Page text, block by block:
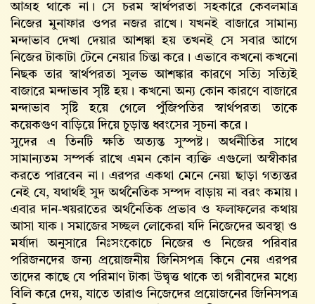
আগ্রহ থাকে না। সে চরম স্বার্থপরতা সহকারে কেবলমাত্র
নিজের মুনাফার ওপর নজর রাখে। যখনই বাজারে সামান্য
মন্দাভাব দেখা দেয়ার আশঙ্কা হয় তখনই সে সবার আগে
নিজের টাকাটা টেনে নেয়ার চিন্তা করে। এভাবে কখনো কখনো
নিছক তার স্বার্থপরতা সুলভ আশঙ্কার কারণে সত্যি সত্যিই
বাজারে মন্দাভাব সৃষ্টি হয়। কখনো অন্য কোন কারণে বাজারে
মন্দাভাব সৃষ্টি হয়ে গেলে পুঁজিপতির স্বার্থপরতা তাকে
কয়েকগুণ বাড়িয়ে দিয়ে চূড়ান্ত ধ্বংসের সূচনা করে।
সুদের এ তিনটি ক্ষতি অত্যন্ত সুস্পষ্ট। অর্থনীতির সাথে
সামান্যতম সম্পর্ক রাখে এমন কোন ব্যক্তি এগুলো অস্বীকার
করতে পারবেন না। এরপর একথা মেনে নেয়া ছাড়া গত্যন্তর
নেই যে, যথার্থই সুদ অর্থনৈতিক সম্পদ বাড়ায় না বরং কমায়।
এবার দান-খয়রাতের অর্থনৈতিক প্রভাব ও ফলাফলের কথায়
আসা যাক। সমাজের সচ্ছল লোকেরা যদি নিজেদের অবস্থা ও
মর্যাদা অনুসারে নিঃসংকোচে নিজের ও নিজের পরিবার
পরিজনদের জন্য প্রয়োজনীয় জিনিসপত্র কিনে নেয় এরপর
তাদের কাছে যে পরিমাণ টাকা উদ্বৃত্ত থাকে তা গরীবদের মধ্যে
বিলি করে দেয়, যাতে তারাও নিজেদের প্রয়োজনের জিনিসপত্র